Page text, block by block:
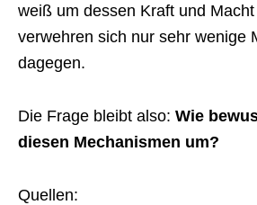
weiß um dessen Kraft und
verwehren sich nur sehr wenige
dagegen.
Die Frage bleibt also: Wie
diesen Mechanismen um?
Quellen: